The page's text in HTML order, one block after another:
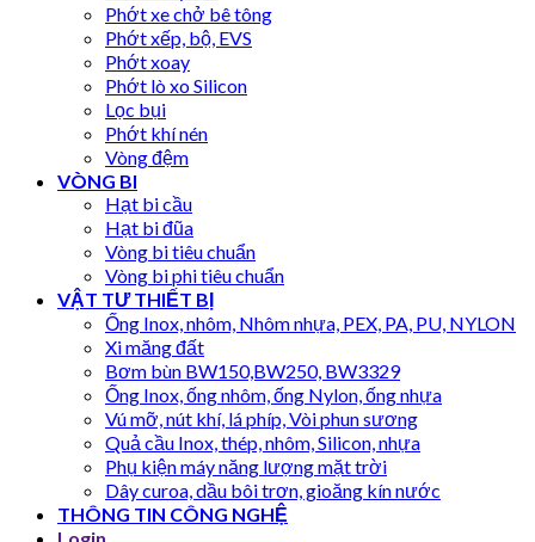
Phớt xe chở bê tông
Phớt xếp, bộ, EVS
Phớt xoay
Phớt lò xo Silicon
Lọc bụi
Phớt khí nén
Vòng đệm
VÒNG BI
Hạt bi cầu
Hạt bi đũa
Vòng bi tiêu chuẩn
Vòng bi phi tiêu chuẩn
VẬT TƯ THIẾT BỊ
Ống Inox, nhôm, Nhôm nhựa, PEX, PA, PU, NYLON
Xi măng đất
Bơm bùn BW150,BW250, BW3329
Ống Inox, ống nhôm, ống Nylon, ống nhựa
Vú mỡ, nút khí, lá phíp, Vòi phun sương
Quả cầu Inox, thép, nhôm, Silicon, nhựa
Phụ kiện máy năng lượng mặt trời
Dây curoa, dầu bôi trơn, gioăng kín nước
THÔNG TIN CÔNG NGHỆ